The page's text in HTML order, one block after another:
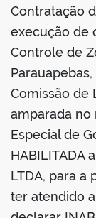
Contratação
execução de
Controle de
Comissão de
amparada no
Especial de
HABILITADA
LTDA, para a
ter atendido